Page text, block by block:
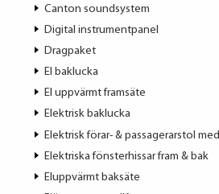
Canton soundsystem
Digital instrumentpanel
Dragpaket
El baklucka
El uppvärmt framsäte
Elektrisk baklucka
Elektrisk förar- & passagerarstol
Elektriska fönsterhissar fram & bak
Eluppvärmt baksäte